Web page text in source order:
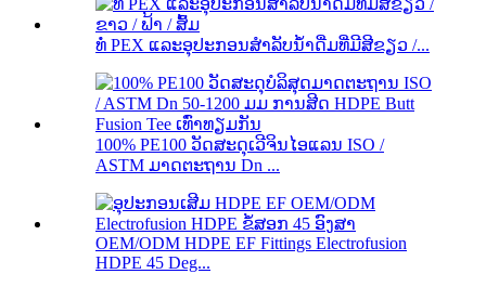
ທໍ່ PEX ແລະອຸປະກອນສຳລັບນ້ຳດື່ມທີ່ມີສີຂຽວ /...
100% PE100 ວັດສະດຸເວີຈິນໄອແລນ ISO /
ASTM ມາດຕະຖານ Dn ...
OEM/ODM HDPE EF Fittings Electrofusion
HDPE 45 Deg...